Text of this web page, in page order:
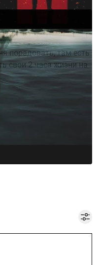
К
порадовать, там есть
свои 2 часа жизни на